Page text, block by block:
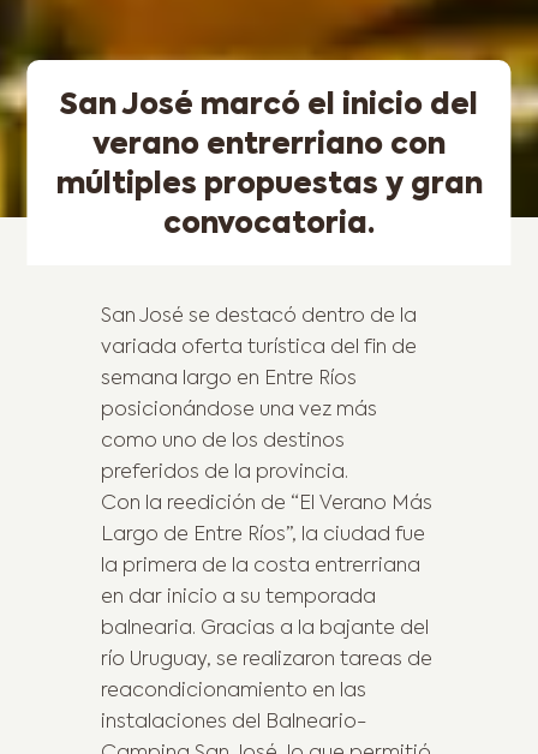
San José marcó el inicio del
verano entrerriano con
múltiples propuestas y gran
convocatoria.
San José se destacó dentro de la
variada oferta turística del fin de
semana largo en Entre Ríos
posicionándose una vez más
como uno de los destinos
preferidos de la provincia.
Con la reedición de “El Verano Más
Largo de Entre Ríos”, la ciudad fue
la primera de la costa entrerriana
en dar inicio a su temporada
balnearia. Gracias a la bajante del
río Uruguay, se realizaron tareas de
reacondicionamiento en las
instalaciones del Balneario-